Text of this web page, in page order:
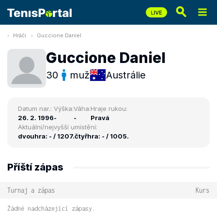
Hráči Guccione Daniel
Guccione Daniel
30 muž Austrálie
Datum nar.:
26. 2. 1996
Výška:
-
Váha:
-
Hraje rukou:
Pravá
Aktuální/nejvyšší umístění:
dvouhra: - / 1207.čtyřhra: - / 1005.
Příští zápas
Turnaj a zápas Kurs
Žádné nadcházející zápasy.